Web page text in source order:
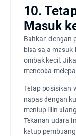
10.
Masuk
Bahkan dengan
bisa saja masuk
ombak kecil.
mencoba
Tetap posisikan
napas dengan
meniup lilin
Tekanan udara
katup